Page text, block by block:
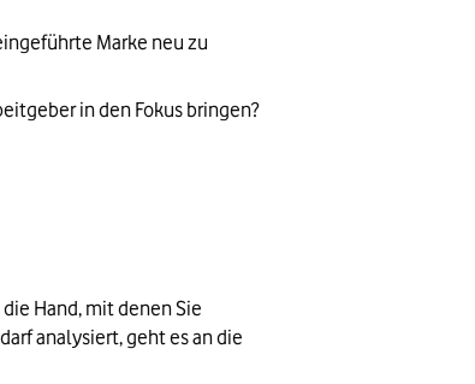
Marke neu zu
in den Fokus bringen?
Hand, mit denen Sie
analysiert, geht es an die